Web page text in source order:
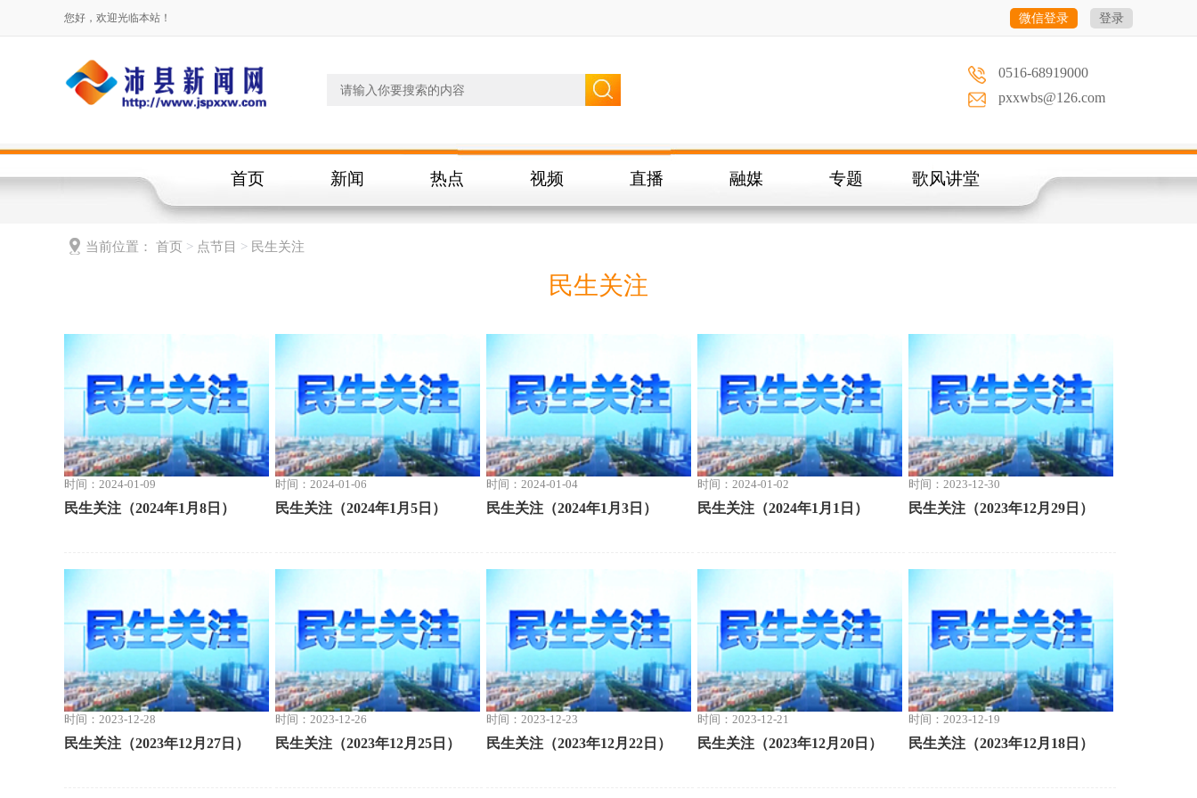
您好，欢迎光临本站！ 微信登录 登录
0516-68919000
pxxwbs@126.com
首页 新闻 热点 视频 直播 融媒 专题 歌风讲堂
当前位置： 首页 > 点节目 > 民生关注
民生关注
时间：2024-01-09
民生关注（2024年1月8日）
时间：2024-01-06
民生关注（2024年1月5日）
时间：2024-01-04
民生关注（2024年1月3日）
时间：2024-01-02
民生关注（2024年1月1日）
时间：2023-12-30
民生关注（2023年12月29日）
时间：2023-12-28
民生关注（2023年12月27日）
时间：2023-12-26
民生关注（2023年12月25日）
时间：2023-12-23
民生关注（2023年12月22日）
时间：2023-12-21
民生关注（2023年12月20日）
时间：2023-12-19
民生关注（2023年12月18日）